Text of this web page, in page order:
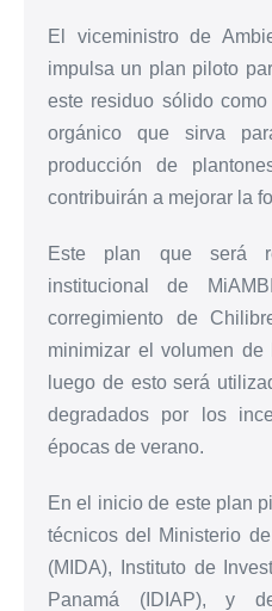
El viceministro de
impulsa un plan piloto
este residuo sólido
orgánico que sirva
producción de
contribuirán a mejorar la
Este plan que será
institucional de
corregimiento de
minimizar el volumen
luego de esto será
degradados por los
épocas de verano.
En el inicio de este plan
técnicos del Ministerio
(MIDA), Instituto de
Panamá (IDIAP), y